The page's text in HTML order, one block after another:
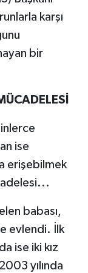
karşı
bir
ise
erişebilmek
babası,
evlendi. İlk
ise iki kız
yılında